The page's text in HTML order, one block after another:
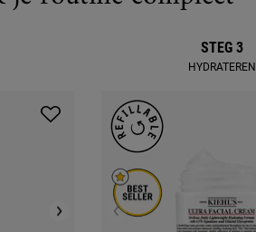
STEG 3
HYDRATEREN